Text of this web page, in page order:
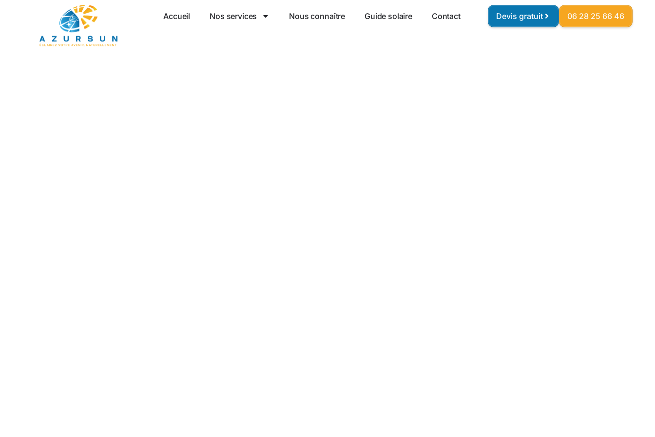
Accueil Nos services Nous connaître Guide solaire Contact Devis gratuit 06 28 25 66 46